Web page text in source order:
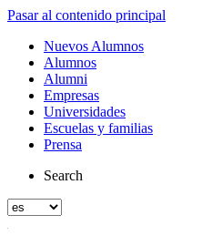
Pasar al contenido principal
Nuevos Alumnos
Alumnos
Alumni
Empresas
Universidades
Escuelas y familias
Prensa
Search